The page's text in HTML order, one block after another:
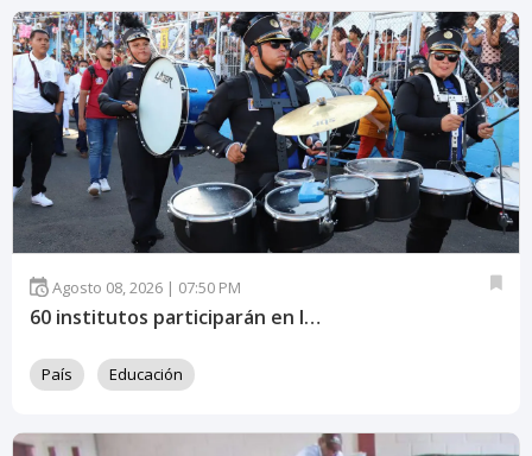
Agosto 08, 2026 | 07:50 PM
60 institutos participarán en los desfiles patrios de Tegucigalpa
País Educación